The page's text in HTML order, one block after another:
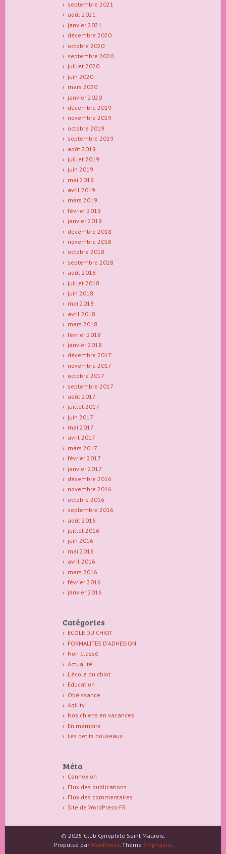
septembre 2021
août 2021
janvier 2021
décembre 2020
octobre 2020
septembre 2020
juillet 2020
juin 2020
mars 2020
janvier 2020
décembre 2019
novembre 2019
octobre 2019
septembre 2019
août 2019
juillet 2019
juin 2019
mai 2019
avril 2019
mars 2019
février 2019
janvier 2019
décembre 2018
novembre 2018
octobre 2018
septembre 2018
août 2018
juillet 2018
juin 2018
mai 2018
avril 2018
mars 2018
février 2018
janvier 2018
décembre 2017
novembre 2017
octobre 2017
septembre 2017
août 2017
juillet 2017
juin 2017
mai 2017
avril 2017
mars 2017
février 2017
janvier 2017
décembre 2016
novembre 2016
octobre 2016
septembre 2016
août 2016
juillet 2016
juin 2016
mai 2016
avril 2016
mars 2016
février 2016
janvier 2016
Catégories
ECOLE DU CHIOT
FORMALITES D'ADHESION
Non classé
Actualité
L'école du chiot
Education
Obéissance
Agility
Nos chiens en vacances
En mémoire
Les petits nouveaux
Méta
Connexion
Flux des publications
Flux des commentaires
Site de WordPress-FR
© 2025 Club Cynophile Saint Maurois.
Propulsé par WordPress. Thème Emphaino.